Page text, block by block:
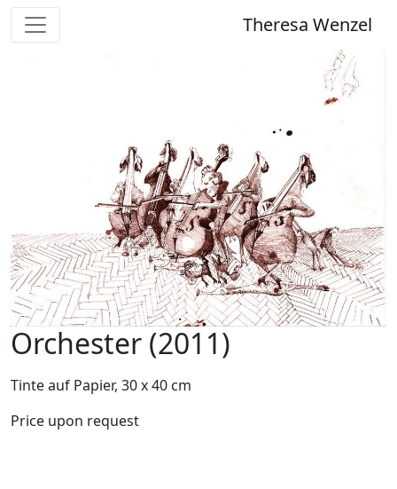
Theresa Wenzel
Orchester (2011)
Tinte auf Papier, 30 x 40 cm
Price upon request